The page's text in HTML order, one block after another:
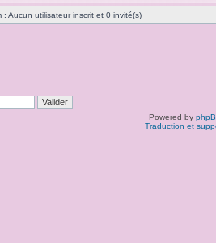
: Aucun utilisateur inscrit et 0 invité(s)
Powered by
Traduction et